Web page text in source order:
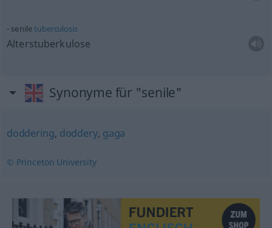
seniletuberculosis
Alterstuberkulose
Synonyme für "senile"
doddering, doddery, gaga
© Princeton University